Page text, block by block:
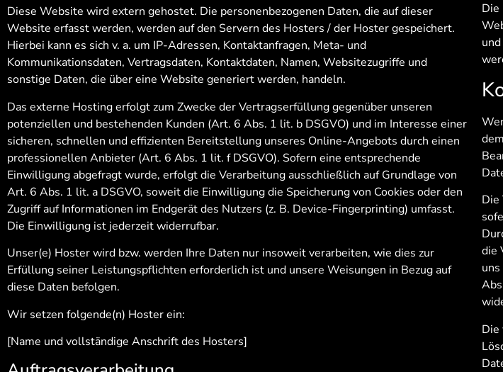
Diese Website wird extern gehostet. Die personenbezogenen Daten, die auf dieser
Website erfasst werden, werden auf den Servern des Hosters / der Hoster gespeichert.
Hierbei kann es sich v. a. um IP-Adressen, Kontaktanfragen, Meta- und
Kommunikationsdaten, Vertragsdaten, Kontaktdaten, Namen, Websitezugriffe und
sonstige Daten, die über eine Website generiert werden, handeln.
Das externe Hosting erfolgt zum Zwecke der Vertragserfüllung gegenüber unseren
potenziellen und bestehenden Kunden (Art. 6 Abs. 1 lit. b DSGVO) und im Interesse einer
sicheren, schnellen und effizienten Bereitstellung unseres Online-Angebots durch einen
professionellen Anbieter (Art. 6 Abs. 1 lit. f DSGVO). Sofern eine entsprechende
Einwilligung abgefragt wurde, erfolgt die Verarbeitung ausschließlich auf Grundlage von
Art. 6 Abs. 1 lit. a DSGVO, soweit die Einwilligung die Speicherung von Cookies oder den
Zugriff auf Informationen im Endgerät des Nutzers (z. B. Device-Fingerprinting) umfasst.
Die Einwilligung ist jederzeit widerrufbar.
Unser(e) Hoster wird bzw. werden Ihre Daten nur insoweit verarbeiten, wie dies zur
Erfüllung seiner Leistungspflichten erforderlich ist und unsere Weisungen in Bezug auf
diese Daten befolgen.
Wir setzen folgende(n) Hoster ein:
[Name und vollständige Anschrift des Hosters]
Die
Die
die
Die